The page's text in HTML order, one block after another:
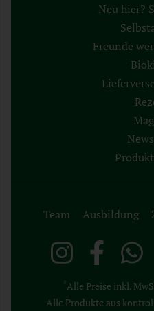
Neu hier?
Freunde
Team Ausbildung
*Alle Preise inkl.
Alle Produkte aus